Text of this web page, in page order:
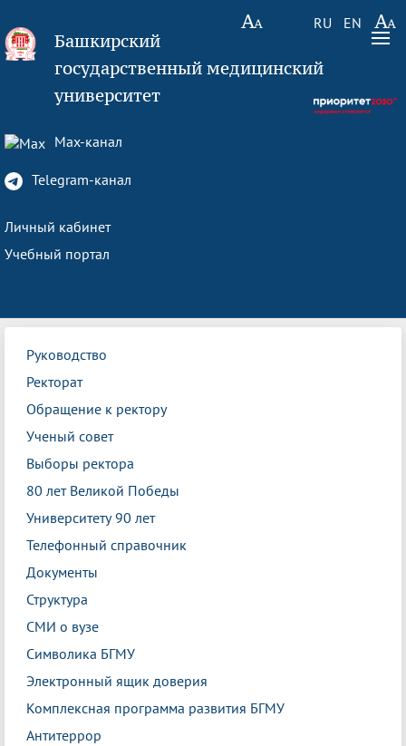
RU EN
Башкирский
государственный медицинский
университет
Max-канал
Telegram-канал
Личный кабинет
Учебный портал
Руководство
Ректорат
Обращение к ректору
Ученый совет
Выборы ректора
80 лет Великой Победы
Университету 90 лет
Телефонный справочник
Документы
Структура
СМИ о вузе
Символика БГМУ
Электронный ящик доверия
Комплексная программа развития БГМУ
Антитеррор